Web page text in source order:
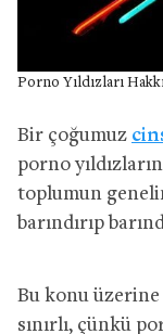
Porno Yıldızları
Bir çoğumuz
porno
toplumun
barındırıp
Bu konu üzerine
sınırlı, çünkü